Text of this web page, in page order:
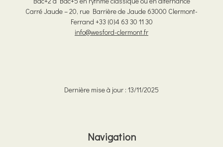
Carré Jaude – 20, rue Barrière de Jaude 63000 Clermont-
Ferrand +33 (0)4 63 30 11 30
info@wesford-clermont.fr
Dernière mise à jour : 13/11/2025
Navigation